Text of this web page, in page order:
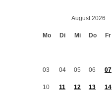
August 2026
Mo Di Mi Do Fr
03 04 05 06 07
10 11 12 13 14